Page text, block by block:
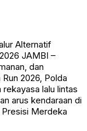
Alternatif
JAMBI –
dan
2026, Polda
lalu lintas
arus kendaraan di
Presisi Merdeka